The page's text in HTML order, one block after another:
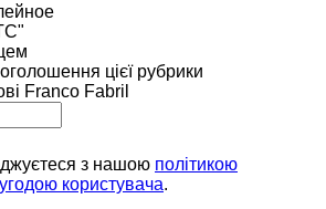
цієї рубрики
Franco Fabril
з нашою політикою
угодою користувача.